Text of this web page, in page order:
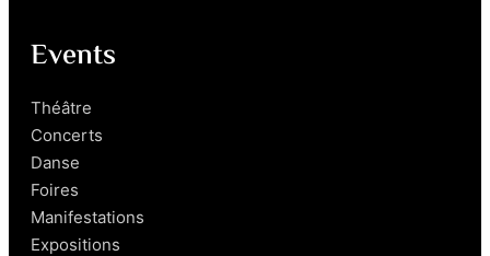
Events
Théâtre
Concerts
Danse
Foires
Manifestations
Expositions